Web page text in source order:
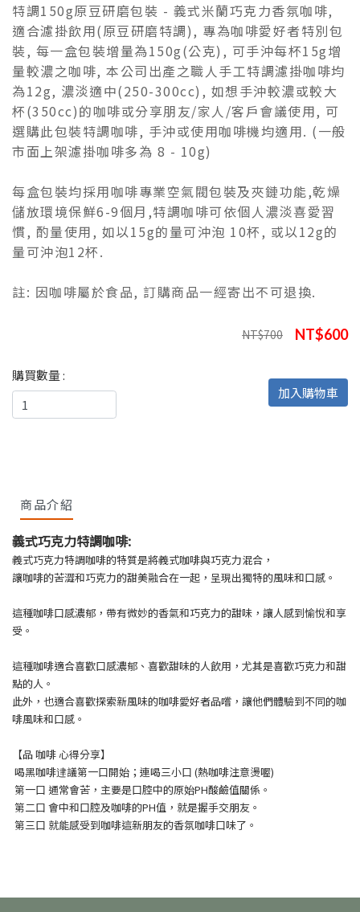
特調150g原豆研磨包裝 - 義式米蘭巧克力香氛咖啡,
適合濾掛飲用(原豆研磨特調), 專為咖啡愛好者特別包
裝, 每一盒包裝增量為150g(公克), 可手沖每杯15g增
量較濃之咖啡, 本公司出產之職人手工特調濾掛咖啡均
為12g, 濃淡適中(250-300cc), 如想手沖較濃或較大
杯(350cc)的咖啡或分享朋友/家人/客戶會議使用, 可
選購此包裝特調咖啡, 手沖或使用咖啡機均適用. (一般
市面上架濾掛咖啡多為 8 - 10g)
每盒包裝均採用咖啡專業空氣閥包裝及夾鏈功能,乾燥
儲放環境保鮮6-9個月,特調咖啡可依個人濃淡喜愛習
慣, 酌量使用, 如以15g的量可沖泡 10杯, 或以12g的
量可沖泡12杯.
註: 因咖啡屬於食品, 訂購商品一經寄出不可退換.
NT$700 NT$600
購買數量 :
加入購物車
商品介紹
義式巧克力特調咖啡:
義式巧克力特調咖啡的特質是將義式咖啡與巧克力混合，
讓咖啡的苦澀和巧克力的甜美融合在一起，呈現出獨特的風味和口感。
這種咖啡口感濃郁，帶有微妙的香氣和巧克力的甜味，讓人感到愉悅和享
受。
這種咖啡適合喜歡口感濃郁、喜歡甜味的人飲用，尤其是喜歡巧克力和甜
點的人。
​此外，也適合喜歡探索新風味的咖啡愛好者品嚐，讓他們體驗到不同的咖
啡風味和口感。
​【品 咖啡 心得分享】
喝黑咖啡䢖議第一口開始；連喝三小口 (熱咖啡注意燙喔)
第一口 通常會苦，主要是口腔中的原始PH酸鹼值關係。
第二口 會中和口腔及咖啡的PH值，就是握手交朋友。
第三口 就能感受到咖啡這新朋友的香氛咖啡口味了。